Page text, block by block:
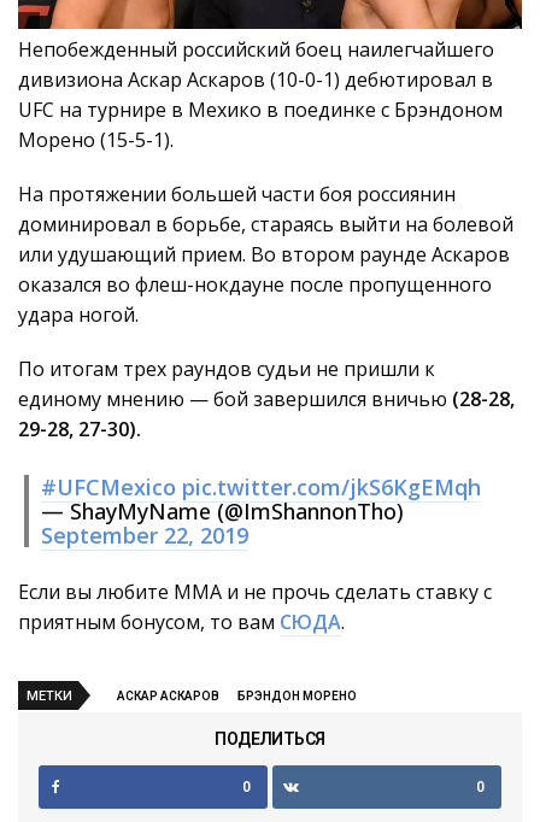
Непобежденный российский боец наилегчайшего
дивизиона Аскар Аскаров (10-0-1) дебютировал в
UFC на турнире в Мехико в поединке с Брэндоном
Морено (15-5-1).
На протяжении большей части боя россиянин
доминировал в борьбе, стараясь выйти на болевой
или удушающий прием. Во втором раунде Аскаров
оказался во флеш-нокдауне после пропущенного
удара ногой.
По итогам трех раундов судьи не пришли к
единому мнению — бой завершился вничью (28-28,
29-28, 27-30).
#UFCMexico pic.twitter.com/jkS6KgEMqh
— ShayMyName (@ImShannonTho)
September 22, 2019
Если вы любите ММА и не прочь сделать ставку с
приятным бонусом, то вам СЮДА.
МЕТКИ АСКАР АСКАРОВ БРЭНДОН МОРЕНО
ПОДЕЛИТЬСЯ
0 0